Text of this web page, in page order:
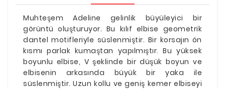
Muhteşem Adeline gelinlik büyüleyici bir
görüntü oluşturuyor. Bu kılıf elbise geometrik
dantel motifleriyle süslenmiştir. Bir korsajın ön
kısmı parlak kumaştan yapılmıştır. Bu yüksek
boyunlu elbise, V şeklinde bir düşük boyun ve
elbisenin arkasında büyük bir yaka ile
süslenmiştir. Uzun kollu ve geniş kemer elbiseyi